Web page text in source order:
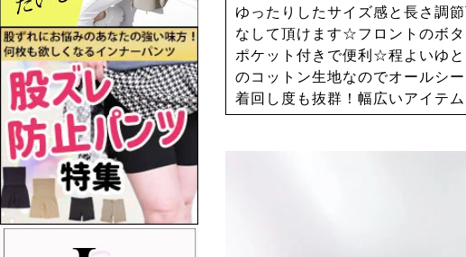
ゆったりしたサイズ感と長さ調
なして頂けます☆フロントのボ
ポケット付きで便利☆程よいゆ
のコットン生地なのでオールシ
着回し度も抜群！幅広いアイテ